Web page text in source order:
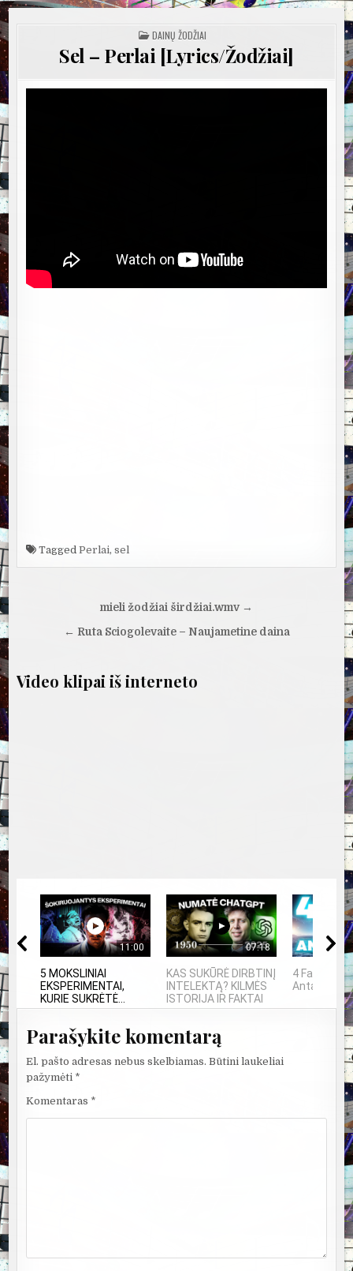
POSTED
IN
DAINŲ ŽODŽIAI
Sel – Perlai [Lyrics/Žodžiai]
TaggedPerlai,sel
Navigacijamieli žodžiai širdžiai.wmv →
← Ruta Sciogolevaite – Naujametine daina
Video klipai iš interneto
11:00
5 MOKSLINIAI
EKSPERIMENTAI,
KURIE SUKRĖTĖ...
07:18
KAS SUKŪRĖ DIRBTINĮ
INTELEKTĄ? KILMĖS
ISTORIJA IR FAKTAI
4 Faktai
Antarktidą
Parašykite komentarą
El. pašto adresas nebus skelbiamas. Būtini laukeliai
pažymėti *
Komentaras *